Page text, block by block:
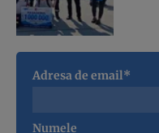
Adresa de email*
Numele